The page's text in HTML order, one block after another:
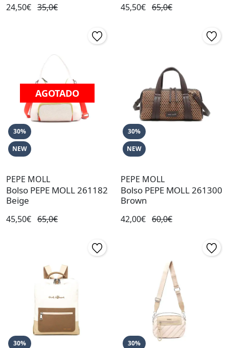
24,50€ 35,0€ 45,50€ 65,0€
30%
NEW
AGOTADO
PEPE MOLL
Bolso PEPE MOLL 261182
Beige
45,50€ 65,0€
30%
NEW
PEPE MOLL
Bolso PEPE MOLL 261300
Brown
42,00€ 60,0€
30%
30%